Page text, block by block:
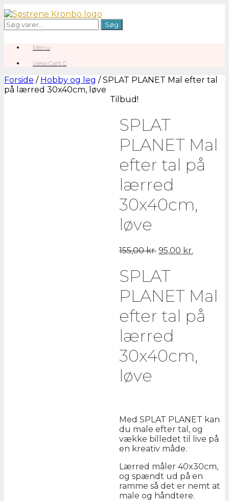
Gå
til
indhold
Søg
efter:
Søg
Menu
View
cart
View Cart 0
Forside / Hobby og leg / SPLAT PLANET Mal efter tal
på lærred 30x40cm, løve
Tilbud!
SPLAT
PLANET Mal
efter tal på
lærred
30x40cm,
løve
155,00kr. Den
pris
var:
155,00 kr..
95,00 kr.Den
95,00 kr..
SPLAT
PLANET Mal
efter tal på
lærred
30x40cm,
løve
Med SPLAT PLANET kan
du male efter tal, og
vække billedet til live på
en kreativ måde.
Lærred måler 40x30cm,
og spændt ud på en
ramme så det er nemt at
male og håndtere.